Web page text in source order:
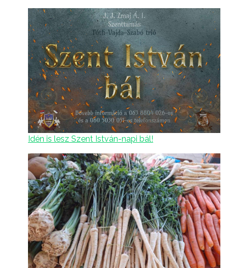
Idén is lesz Szent István-napi bál!